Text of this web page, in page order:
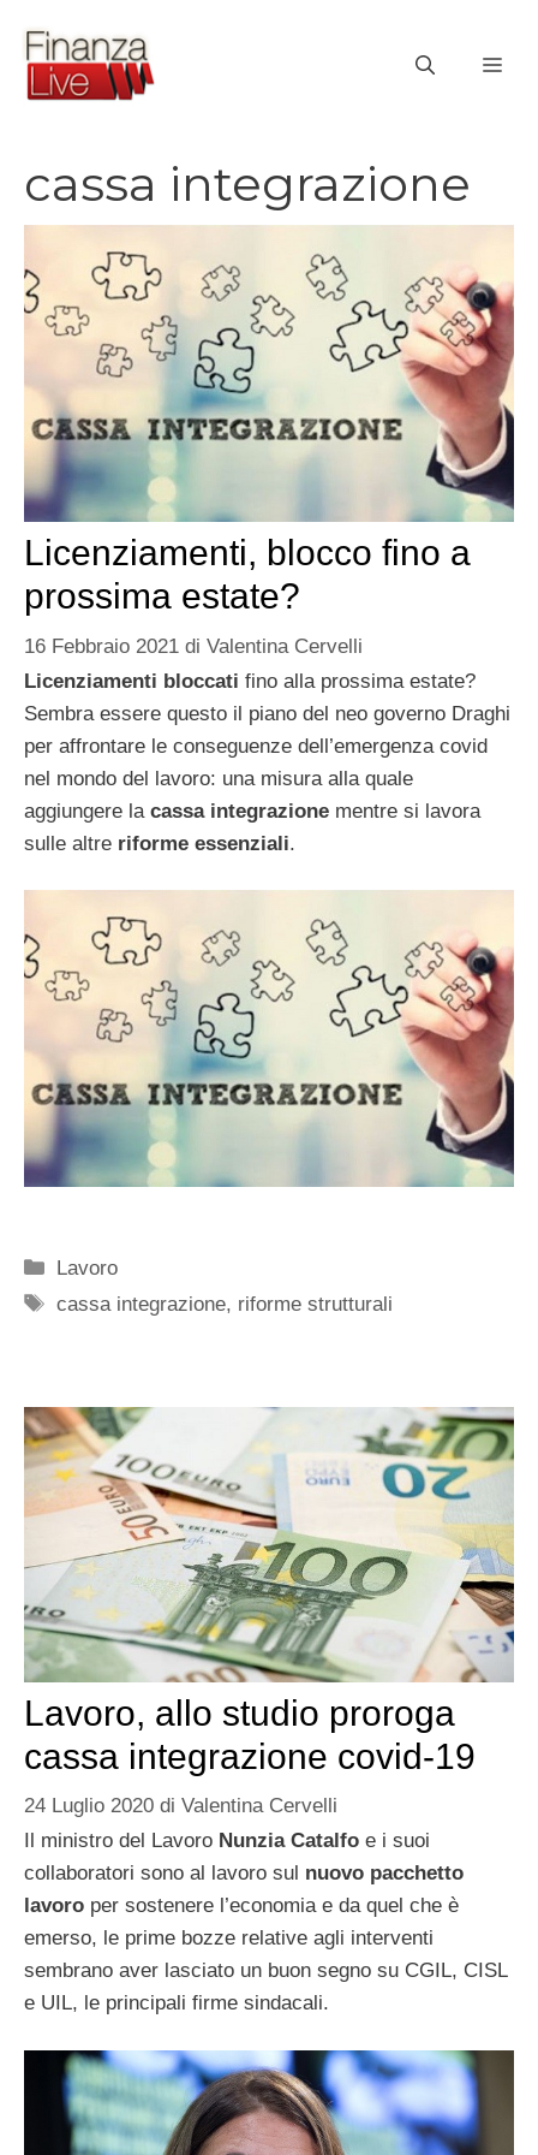
contenuto
cassa integrazione
Licenziamenti, blocco fino a
prossima estate?
16 Febbraio 2021 di Valentina Cervelli
Licenziamenti bloccati fino alla prossima estate?
Sembra essere questo il piano del neo governo Draghi
per affrontare le conseguenze dell’emergenza covid
nel mondo del lavoro: una misura alla quale
aggiungere la cassa integrazione mentre si lavora
sulle altre riforme essenziali.
Categorie
Lavoro
Tag
cassa integrazione, riforme strutturali
Lavoro, allo studio proroga
cassa integrazione covid-19
24 Luglio 2020 di Valentina Cervelli
Il ministro del Lavoro Nunzia Catalfo e i suoi
collaboratori sono al lavoro sul nuovo pacchetto
lavoro per sostenere l’economia e da quel che è
emerso, le prime bozze relative agli interventi
sembrano aver lasciato un buon segno su CGIL, CISL
e UIL, le principali firme sindacali.